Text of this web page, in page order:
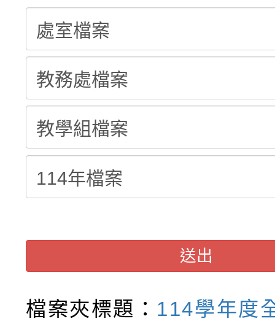
畫影片一案
劇比賽實施要點」及修
表
轉知：桃園市115年度
敬師藝文競賽』實施計
【甄選結果(第11招)】
學年度第1學期第7次代
結果(第11招)
【甄選結果(第3招)】
學年度第1學期第9次代
結果(第3招)
送出
檔案夾標題： 114學年度